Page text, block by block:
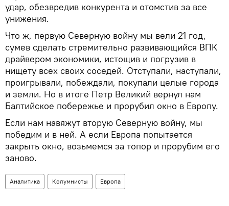
удар, обезвредив конкурента и отомстив за все
унижения.
Что ж, первую Северную войну мы вели 21 год,
сумев сделать стремительно развивающийся ВПК
драйвером экономики, истощив и погрузив в
нищету всех своих соседей. Отступали, наступали,
проигрывали, побеждали, покупали целые города
и земли. Но в итоге Петр Великий вернул нам
Балтийское побережье и прорубил окно в Европу.
Если нам навяжут вторую Северную войну, мы
победим и в ней. А если Европа попытается
закрыть окно, возьмемся за топор и прорубим его
заново.
Аналитика Колумнисты Европа